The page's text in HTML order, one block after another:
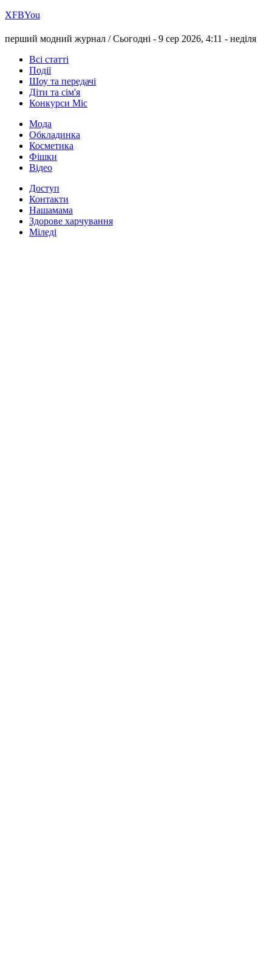
ХFBYou
перший модний журнал /Сьогодні - 9 сер 2026, 4:11 - неділя
Всі статті
Події
Шоу та передачі
Діти та сім'я
Конкурси Міс
Мода
Обкладинка
Косметика
Фішки
Відео
Доступ
Контакти
Нашамама
Здорове харчування
Міледі